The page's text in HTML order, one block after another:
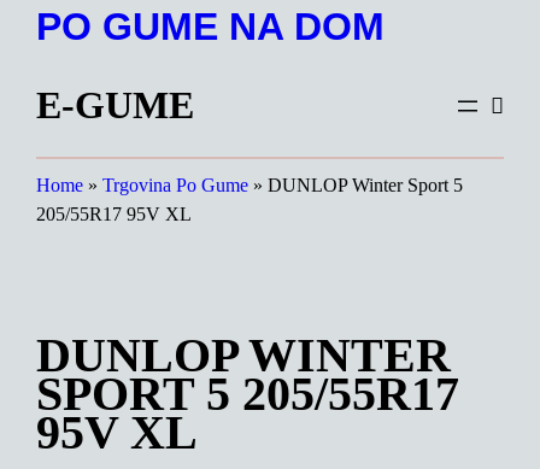
PreskočiPO GUME NA DOM
E-GUME
Home » Trgovina Po Gume » DUNLOP Winter Sport 5
205/55R17 95V XL
DUNLOP WINTER
SPORT 5 205/55R17
95V XL